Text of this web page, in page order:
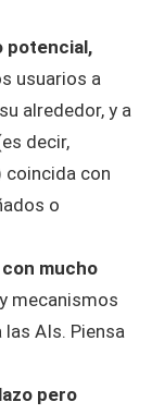
potencial,
usuarios a
alrededor, y a
decir,
coincida con
o
mucho
mecanismos
AIs. Piensa
pero